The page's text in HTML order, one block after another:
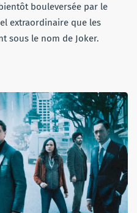
bouleversée par le
extraordinaire que les
sous le nom de Joker.